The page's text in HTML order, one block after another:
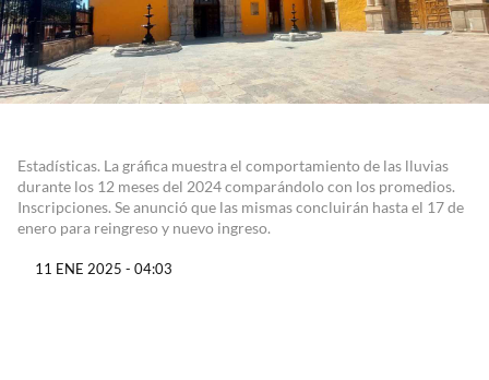
Estadísticas. La gráfica muestra el comportamiento de las lluvias
durante los 12 meses del 2024 comparándolo con los promedios.
Inscripciones. Se anunció que las mismas concluirán hasta el 17 de
enero para reingreso y nuevo ingreso.
11 ENE 2025 - 04:03